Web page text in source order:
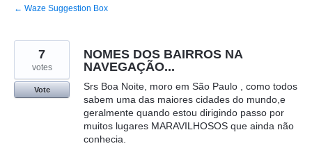
← Waze Suggestion Box
NOMES DOS BAIRROS NA
NAVEGAÇÃO...
Srs Boa Noite, moro em São Paulo , como todos
sabem uma das maiores cidades do mundo,e
geralmente quando estou dirigindo passo por
muitos lugares MARAVILHOSOS que ainda não
conhecia.
7
votes
Vote